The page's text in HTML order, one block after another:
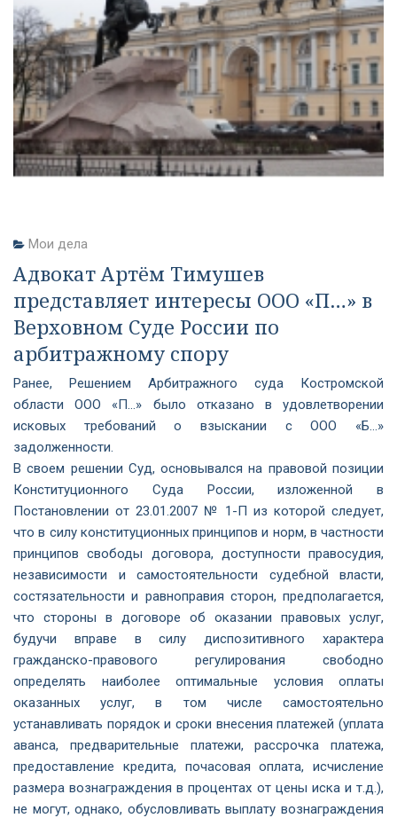
Мои дела
Адвокат Артём Тимушев
представляет интересы ООО «П…» в
Верховном Суде России по
арбитражному спору
Ранее, Решением Арбитражного суда Костромской
области ООО «П…» было отказано в удовлетворении
исковых требований о взыскании с ООО «Б…»
задолженности.
В своем решении Суд, основывался на правовой позиции
Конституционного Суда России, изложенной в
Постановлении от 23.01.2007 № 1-П из которой следует,
что в силу конституционных принципов и норм, в частности
принципов свободы договора, доступности правосудия,
независимости и самостоятельности судебной власти,
состязательности и равноправия сторон, предполагается,
что стороны в договоре об оказании правовых услуг,
будучи вправе в силу диспозитивного характера
гражданско-правового регулирования свободно
определять наиболее оптимальные условия оплаты
оказанных услуг, в том числе самостоятельно
устанавливать порядок и сроки внесения платежей (уплата
аванса, предварительные платежи, рассрочка платежа,
предоставление кредита, почасовая оплата, исчисление
размера вознаграждения в процентах от цены иска и т.д.),
не могут, однако, обусловливать выплату вознаграждения